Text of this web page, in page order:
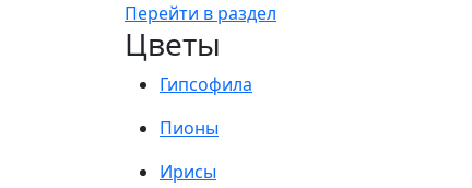
Перейти в раздел
Цветы
Гипсофила
Пионы
Ирисы